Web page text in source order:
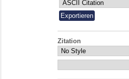
Zitation